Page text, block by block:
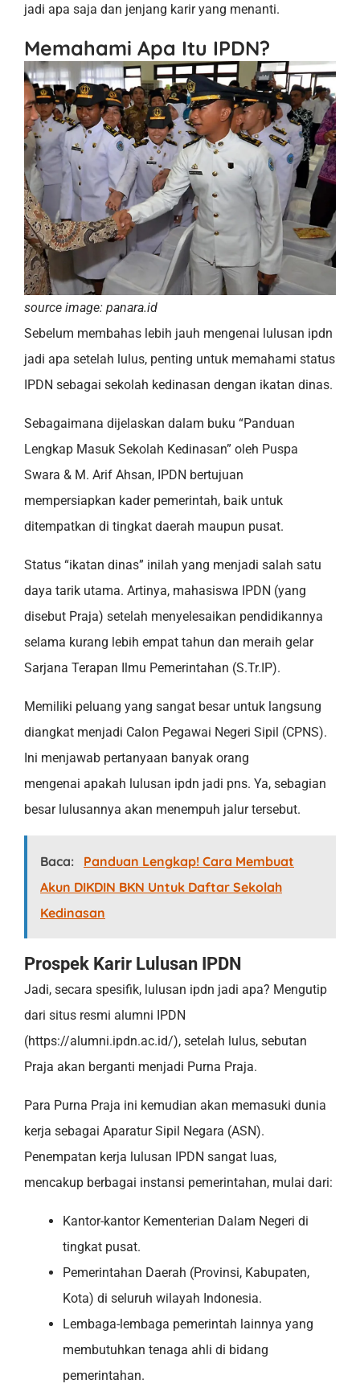
jadi apa saja dan jenjang karir yang menanti.
Memahami Apa Itu IPDN?
source image: panara.id
Sebelum membahas lebih jauh mengenai lulusan ipdn
jadi apa setelah lulus, penting untuk memahami status
IPDN sebagai sekolah kedinasan dengan ikatan dinas.
Sebagaimana dijelaskan dalam buku “Panduan
Lengkap Masuk Sekolah Kedinasan” oleh Puspa
Swara & M. Arif Ahsan, IPDN bertujuan
mempersiapkan kader pemerintah, baik untuk
ditempatkan di tingkat daerah maupun pusat.
Status “ikatan dinas” inilah yang menjadi salah satu
daya tarik utama. Artinya, mahasiswa IPDN (yang
disebut Praja) setelah menyelesaikan pendidikannya
selama kurang lebih empat tahun dan meraih gelar
Sarjana Terapan Ilmu Pemerintahan (S.Tr.IP).
Memiliki peluang yang sangat besar untuk langsung
diangkat menjadi Calon Pegawai Negeri Sipil (CPNS).
Ini menjawab pertanyaan banyak orang
mengenai apakah lulusan ipdn jadi pns. Ya, sebagian
besar lulusannya akan menempuh jalur tersebut.
Baca:
Panduan Lengkap! Cara Membuat
Akun DIKDIN BKN Untuk Daftar Sekolah
Kedinasan
Prospek Karir Lulusan IPDN
Jadi, secara spesifik, lulusan ipdn jadi apa? Mengutip
dari situs resmi alumni IPDN
(https://alumni.ipdn.ac.id/), setelah lulus, sebutan
Praja akan berganti menjadi Purna Praja.
Para Purna Praja ini kemudian akan memasuki dunia
kerja sebagai Aparatur Sipil Negara (ASN).
Penempatan kerja lulusan IPDN sangat luas,
mencakup berbagai instansi pemerintahan, mulai dari:
Kantor-kantor Kementerian Dalam Negeri di
tingkat pusat.
Pemerintahan Daerah (Provinsi, Kabupaten,
Kota) di seluruh wilayah Indonesia.
Lembaga-lembaga pemerintah lainnya yang
membutuhkan tenaga ahli di bidang
pemerintahan.